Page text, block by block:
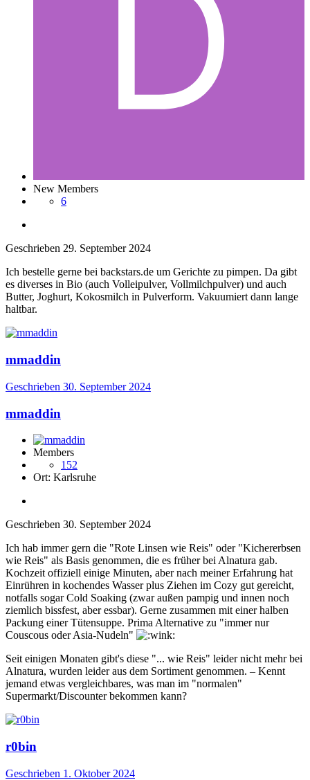
New Members
6
Geschrieben 29. September 2024
Ich bestelle gerne bei backstars.de um Gerichte zu pimpen. Da gibt
es diverses in Bio (auch Volleipulver, Vollmilchpulver) und auch
Butter, Joghurt, Kokosmilch in Pulverform. Vakuumiert dann lange
haltbar.
mmaddin
Geschrieben 30. September 2024
mmaddin
Members
152
Ort: Karlsruhe
Geschrieben 30. September 2024
Ich hab immer gern die "Rote Linsen wie Reis" oder "Kichererbsen
wie Reis" als Basis genommen, die es früher bei Alnatura gab.
Kochzeit offiziell einige Minuten, aber nach meiner Erfahrung hat
Einrühren in kochendes Wasser plus Ziehen im Cozy gut gereicht,
notfalls sogar Cold Soaking (zwar außen pampig und innen noch
ziemlich bissfest, aber essbar). Gerne zusammen mit einer halben
Packung einer Tütensuppe. Prima Alternative zu "immer nur
Couscous oder Asia-Nudeln"
Seit einigen Monaten gibt's diese "... wie Reis" leider nicht mehr bei
Alnatura, wurden leider aus dem Sortiment genommen. – Kennt
jemand etwas vergleichbares, was man im "normalen"
Supermarkt/Discounter bekommen kann?
r0bin
Geschrieben 1. Oktober 2024